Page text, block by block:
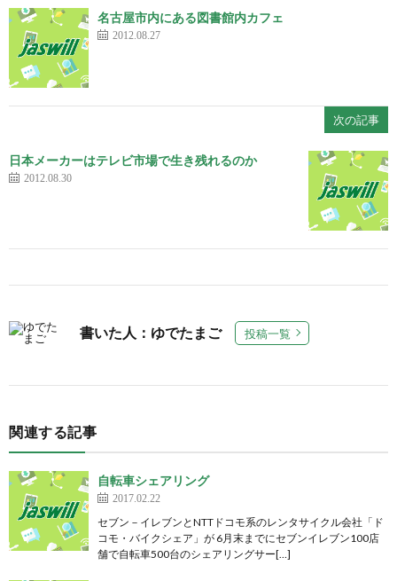
名古屋市内にある図書館内カフェ
2012.08.27
次の記事
日本メーカーはテレビ市場で生き残れるのか
2012.08.30
書いた人：ゆでたまご 投稿一覧
関連する記事
自転車シェアリング
2017.02.22
セブン－イレブンとNTTドコモ系のレンタサイクル会社「ド
コモ・バイクシェア」が 6月末までにセブンイレブン100店
舗で自転車500台のシェアリングサー[…]